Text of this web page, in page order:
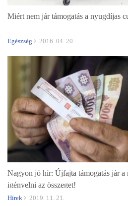
Miért nem jár támogatás a nyugdíjas
Egészség 2016. 04. 20.
Nagyon jó hír: Újfajta támogatás jár
igényelni az összeget!
Hírek 2019. 11. 21.